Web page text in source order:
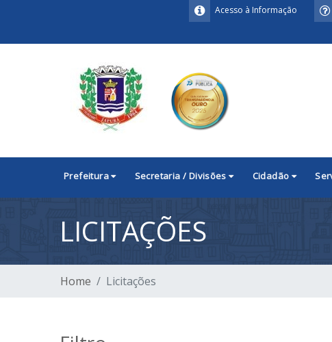
Acesso à Informação
Prefeitura Secretaria / Divisões Cidadão
LICITAÇÕES
Home Licitações